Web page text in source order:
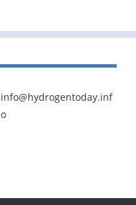
info@hydrogentoday.inf
o